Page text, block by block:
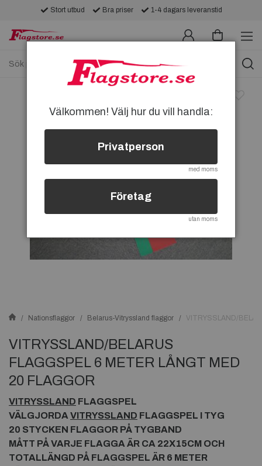
Stort utbud Bra priser 1-4 dagars leveranstid
Nationsflaggor Belarus-Vitryssland flaggor VITRYSSLAND/
VITRYSSLAND/BELARUS
FLAGGSPEL 6 METER LÅNGT MED
20 FLAGGOR
VITRYSSLAND FLAGGSPEL
VÄLGJORDA VITRYSSLAND FLAGGSPEL I TYG
20 STYCKEN FLAGGOR PÅ TYGBAND
MÅTT PÅ VARJE FLAGGA ÄR CA 22X15CM OCH
TOTALLÄNGD PÅ FLAGGSPEL ÄR 6 METER
Välkommen! Välj hur du vill handla:
Privatperson
med moms
Företag
utan moms